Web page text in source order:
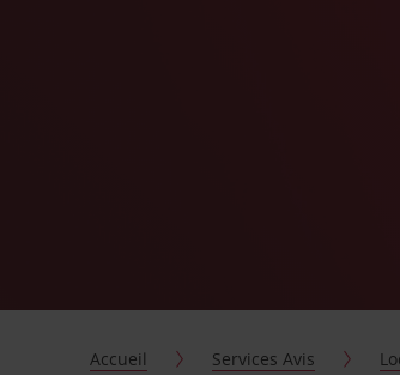
Accueil Services Avis